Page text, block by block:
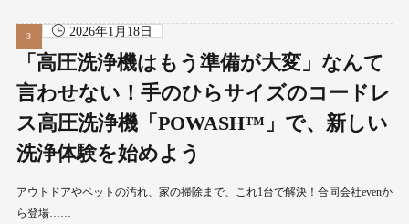
2026年1月18日
「高圧洗浄機はもう準備が大変」なんて
言わせない！手のひらサイズのコードレ
ス高圧洗浄機「POWASH™」で、新しい
洗浄体験を始めよう
アウトドアやペットの汚れ、家の掃除まで、これ1台で解決！合同会社evenか
ら登場……